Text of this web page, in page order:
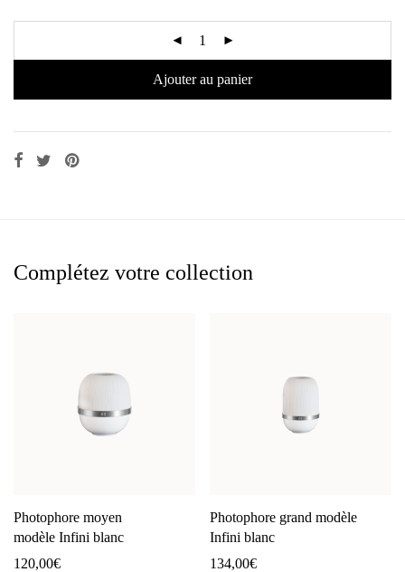
Ajouter au panier
Complétez votre collection
Photophore moyen
modèle Infini blanc
120,00€
Photophore grand modèle
Infini blanc
134,00€